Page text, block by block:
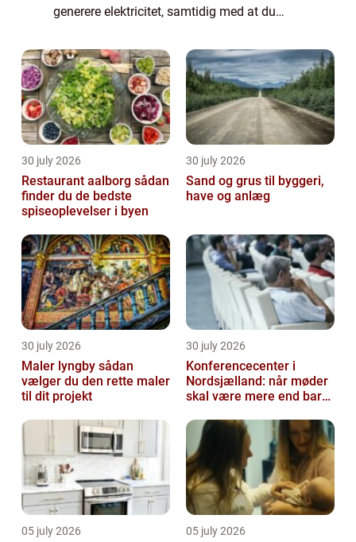
generere elektricitet, samtidig med at du
se n&ae...
30 july 2026
Restaurant aalborg sådan
finder du de bedste
spiseoplevelser i byen
30 july 2026
Sand og grus til byggeri,
have og anlæg
30 july 2026
Maler lyngby sådan
vælger du den rette maler
til dit projekt
30 july 2026
Konferencecenter i
Nordsjælland: når møder
skal være mere end bare
05 july 2026 05 july 2026